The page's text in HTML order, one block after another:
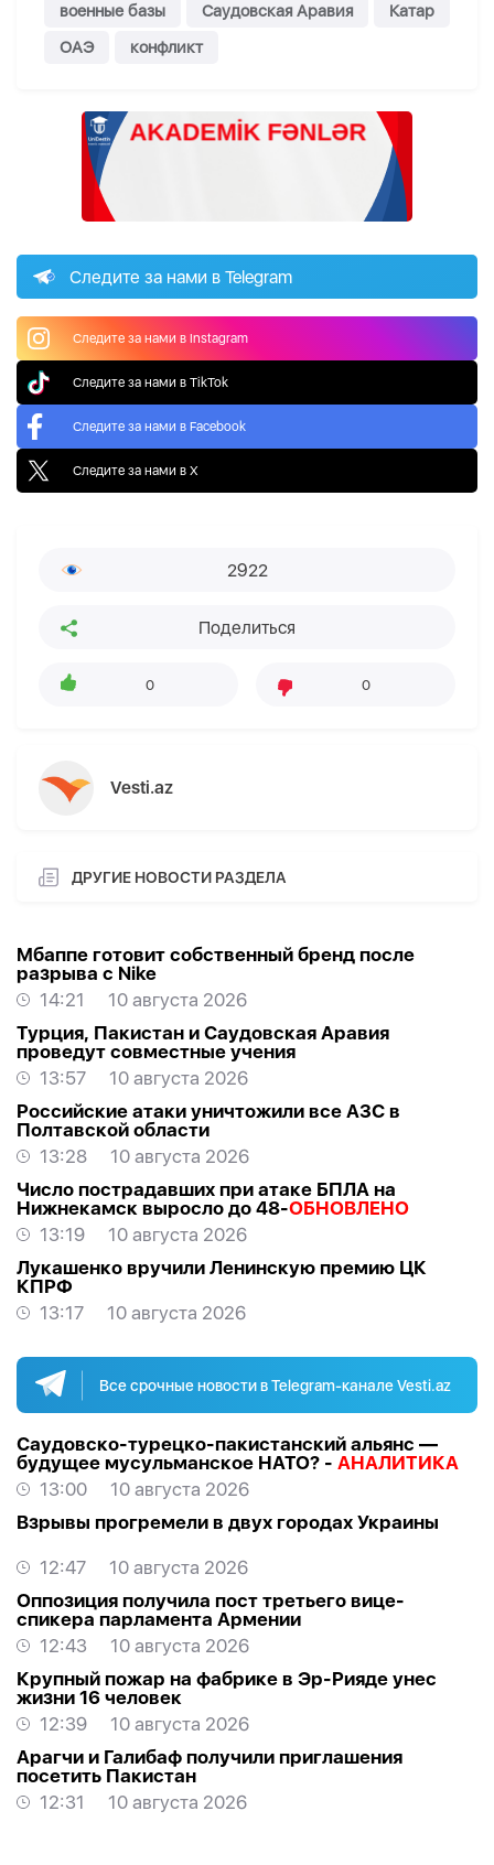
военные базы
Саудовская Аравия
Катар
ОАЭ
конфликт
Следите за нами в Telegram
Следите за нами в Instagram
Следите за нами в TikTok
Следите за нами в Facebook
Следите за нами в X
2922
Поделиться
0 0
Vesti.az
ДРУГИЕ НОВОСТИ РАЗДЕЛА
Мбаппе готовит собственный бренд после
разрыва с Nike
14:21
10 августа 2026
Турция, Пакистан и Саудовская Аравия
проведут совместные учения
13:57
10 августа 2026
Российские атаки уничтожили все АЗС в
Полтавской области
13:28
10 августа 2026
Число пострадавших при атаке БПЛА на
Нижнекамск выросло до 48-ОБНОВЛЕНО
13:19
10 августа 2026
Лукашенко вручили Ленинскую премию ЦК
КПРФ
13:17
10 августа 2026
Все срочные новости в Telegram-канале Vesti.az
Саудовско-турецко-пакистанский альянс —
будущее мусульманское НАТО? - АНАЛИТИКА
13:00
10 августа 2026
Взрывы прогремели в двух городах Украины
12:47
10 августа 2026
Оппозиция получила пост третьего вице-
спикера парламента Армении
12:43
10 августа 2026
Крупный пожар на фабрике в Эр-Рияде унес
жизни 16 человек
12:39
10 августа 2026
Арагчи и Галибаф получили приглашения
посетить Пакистан
12:31
10 августа 2026